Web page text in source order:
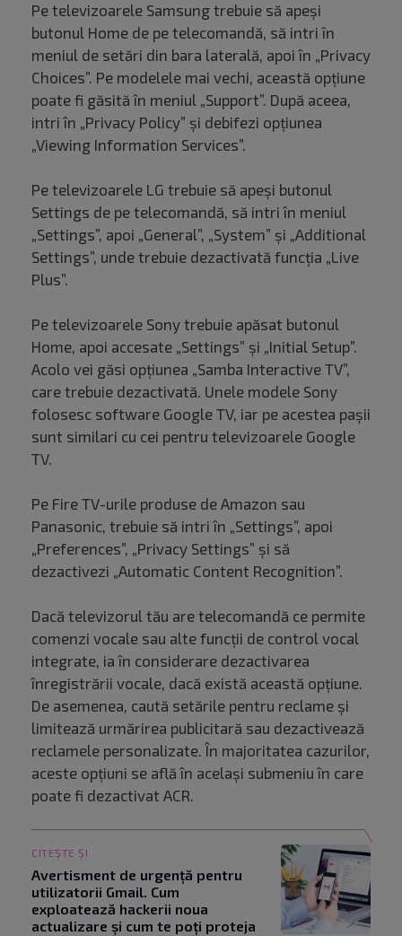
Pe televizoarele Samsung trebuie să apeși
butonul Home de pe telecomandă, să intri în
meniul de setări din bara laterală, apoi în „Privacy
Choices”. Pe modelele mai vechi, această opțiune
poate fi găsită în meniul „Support”. După aceea,
intri în „Privacy Policy” și debifezi opțiunea
„Viewing Information Services”.
Pe televizoarele LG trebuie să apeși butonul
Settings de pe telecomandă, să intri în meniul
„Settings”, apoi „General”, „System” și „Additional
Settings”, unde trebuie dezactivată funcția „Live
Plus”.
Pe televizoarele Sony trebuie apăsat butonul
Home, apoi accesate „Settings” și „Initial Setup”.
Acolo vei găsi opțiunea „Samba Interactive TV”,
care trebuie dezactivată. Unele modele Sony
folosesc software Google TV, iar pe acestea pașii
sunt similari cu cei pentru televizoarele Google
TV.
Pe Fire TV-urile produse de Amazon sau
Panasonic, trebuie să intri în „Settings”, apoi
„Preferences”, „Privacy Settings” și să
dezactivezi „Automatic Content Recognition”.
Dacă televizorul tău are telecomandă ce permite
comenzi vocale sau alte funcții de control vocal
integrate, ia în considerare dezactivarea
înregistrării vocale, dacă există această opțiune.
De asemenea, caută setările pentru reclame și
limitează urmărirea publicitară sau dezactivează
reclamele personalizate. În majoritatea cazurilor,
aceste opțiuni se află în același submeniu în care
poate fi dezactivat ACR.
CITEȘTE ȘI
Avertisment de urgență pentru
utilizatorii Gmail. Cum
exploatează hackerii noua
actualizare și cum te poți proteja